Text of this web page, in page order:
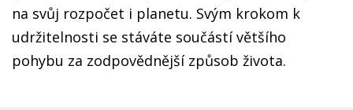
na svůj rozpočet i planetu. Svým krokom k
udržitelnosti se stáváte součástí většího
pohybu za zodpovědnější způsob života.